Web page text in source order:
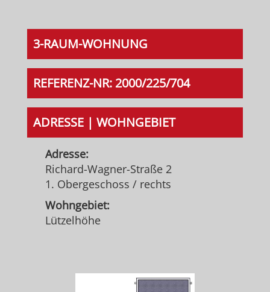
3-RAUM-WOHNUNG
REFERENZ-NR: 2000/225/704
ADRESSE | WOHNGEBIET
Adresse:
Richard-Wagner-Straße 2
1. Obergeschoss / rechts
Wohngebiet:
Lützelhöhe